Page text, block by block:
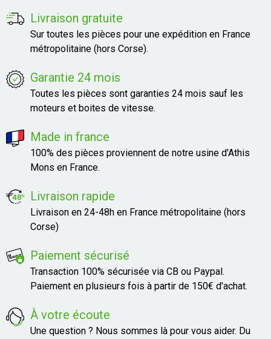
Livraison gratuite
Sur toutes les pièces pour une expédition en France
métropolitaine (hors Corse).
Garantie 24 mois
Toutes les pièces sont garanties 24 mois sauf les
moteurs et boites de vitesse.
Made in france
100% des pièces proviennent de notre usine d'Athis
Mons en France.
Livraison rapide
Livraison en 24-48h en France métropolitaine (hors
Corse)
Paiement sécurisé
Transaction 100% sécurisée via CB ou Paypal.
Paiement en plusieurs fois à partir de 150€ d'achat.
À votre écoute
Une question ? Nous sommes là pour vous aider. Du